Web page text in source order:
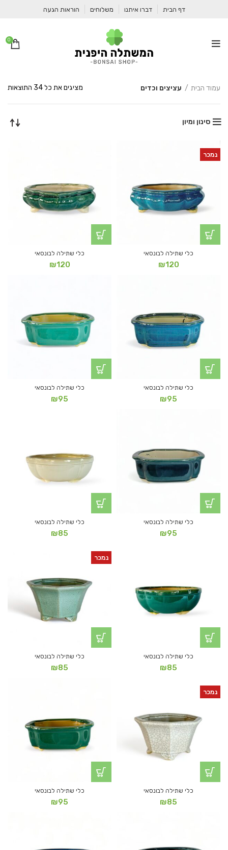
דף הבית דברו איתנו משלוחים הוראות הגעה
0
עמוד הבית עציצים וכדים מציגים את כל ⁦34⁩ התוצאות
סינון ומיון
נמכר
כלי שתילה לבונסאי
₪120
כלי שתילה לבונסאי
₪120
כלי שתילה לבונסאי
₪95
כלי שתילה לבונסאי
₪95
כלי שתילה לבונסאי
₪95
כלי שתילה לבונסאי
₪85
כלי שתילה לבונסאי
₪85
נמכר
כלי שתילה לבונסאי
₪85
נמכר
כלי שתילה לבונסאי
₪85
כלי שתילה לבונסאי
₪95